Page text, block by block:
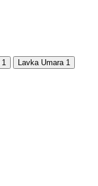
1 Lavka Umara 1